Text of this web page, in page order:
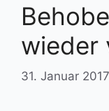
wieder
31. Januar 2017